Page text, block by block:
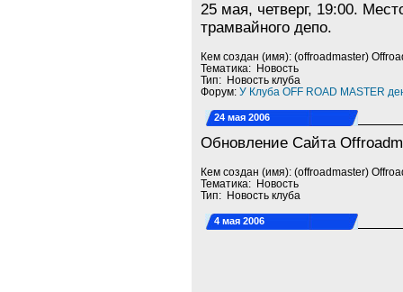
25 мая, четверг, 19:00.
трамвайного депо.
Кем создан (имя): (offroadmaster)
Тематика: Новость
Тип: Новость клуба
Форум:У Клуба OFF ROAD MASTER
24 мая 2006
Обновление Сайта
Кем создан (имя): (offroadmaster)
Тематика: Новость
Тип: Новость клуба
4 мая 2006